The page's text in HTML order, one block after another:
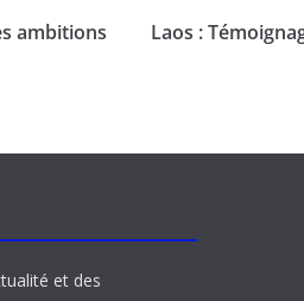
gambitions
Laos :
et des